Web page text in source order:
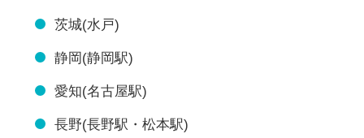
茨城(水戸)
静岡(静岡駅)
愛知(名古屋駅)
長野(長野駅・松本駅)